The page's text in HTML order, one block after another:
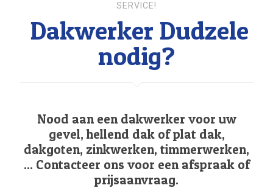
SERVICE!
Dakwerker Dudzele
nodig?
Nood aan een dakwerker voor uw
gevel, hellend dak of plat dak,
dakgoten, zinkwerken, timmerwerken,
... Contacteer ons voor een afspraak of
prijsaanvraag.